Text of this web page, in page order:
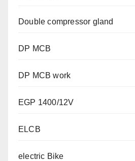
Double compressor gland
DP MCB
DP MCB work
EGP 1400/12V
ELCB
electric Bike